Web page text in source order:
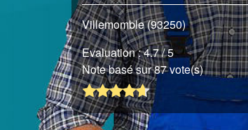
Villemomble (93250)
Evaluation :4.7/ 5
Note basé sur 87 vote(s)